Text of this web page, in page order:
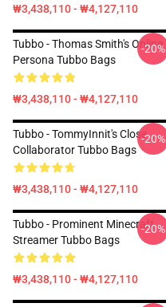
₩3,438,110 - ₩4,127,110
Tubbo - Thomas Smith's Online
Persona Tubbo Bags
₩3,438,110 - ₩4,127,110
-20%
Tubbo - TommyInnit's Close
Collaborator Tubbo Bags
₩3,438,110 - ₩4,127,110
-20%
Tubbo - Prominent Minecraft
Streamer Tubbo Bags
₩3,438,110 - ₩4,127,110
-20%